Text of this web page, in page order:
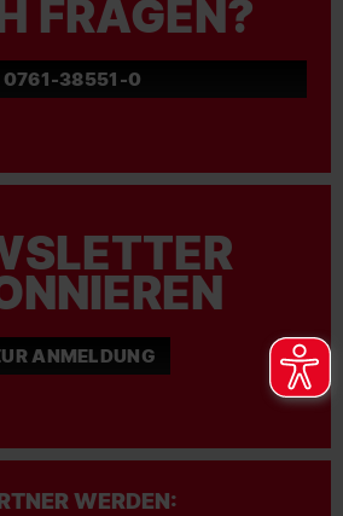
FRAGEN?
0761-38551-0
ANMELDUNG
WERDEN: